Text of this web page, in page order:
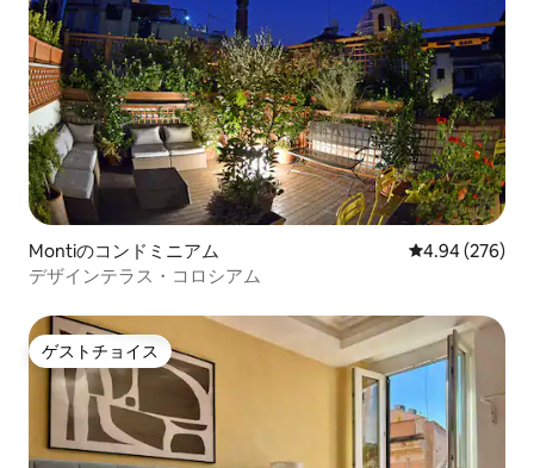
Montiのコンドミニアム レビュー276
4.94 (276)
デザインテラス・コロシアム
ゲストチョイス
ゲストチョイス